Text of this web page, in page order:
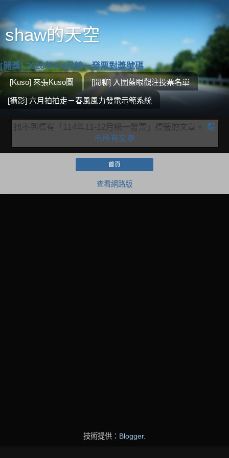
shaw的天空
[開獎] 2026年3-4月統一發票對獎號碼
[Kuso] 來張Kuso圖 [閒聊] 入圍藍眼觀注投票名單
[攝影] 六月拍拍走－春風風力發電示範系統
找不到標有「114年11-12月統一發票」 標籤的文章。
顯
示所有文章
首頁
查看網路版
技術提供： Blogger.